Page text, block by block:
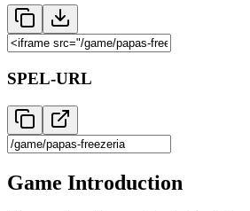
SPEL-URL
Game Introduction